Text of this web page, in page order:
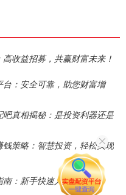
收益招募，共赢财富未来！
：安全可靠，助您财富增
真相揭秘：是投资利器还是
策略：智慧投资，轻松实现
：新手快速入门